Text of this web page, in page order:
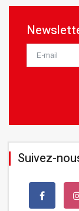
Suivez-